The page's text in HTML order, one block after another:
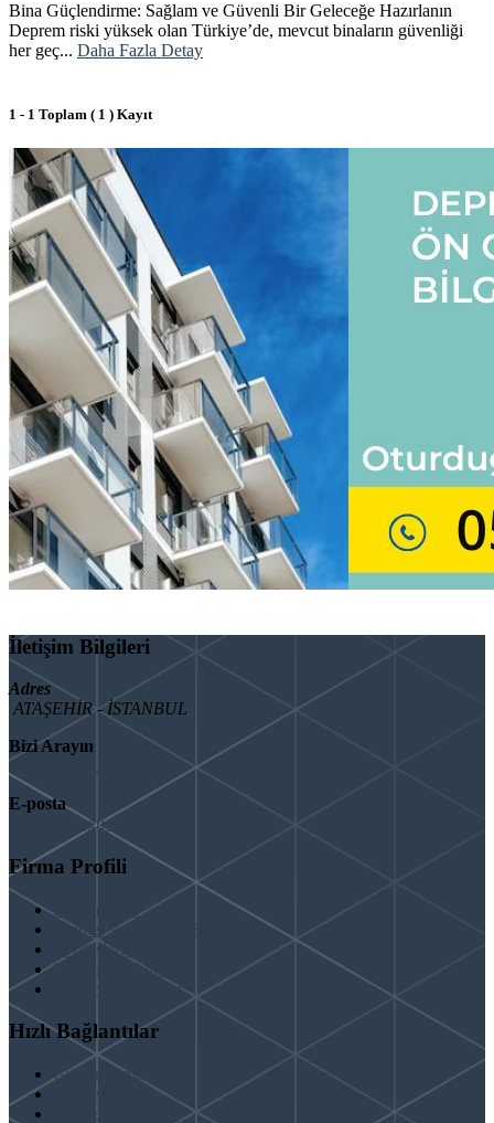
Bina Güçlendirme: Sağlam ve Güvenli Bir Geleceğe Hazırlanın
Deprem riski yüksek olan Türkiye’de, mevcut binaların güvenliği
her geç... Daha Fazla Detay
1 - 1 Toplam ( 1 ) Kayıt
İletişim Bilgileri
Adres
ATAŞEHİR - İSTANBUL
Bizi Arayın
E-posta
info@binaguclendir.com
Firma Profili
Hakkımızda
Hizmet Verdiğimiz Bölgeler
Paydaşlarımız
İş Birliği Teklifleri
Şartlar ve Koşullar
Hızlı Bağlantılar
Güçlendirme
Hizmetlerimiz